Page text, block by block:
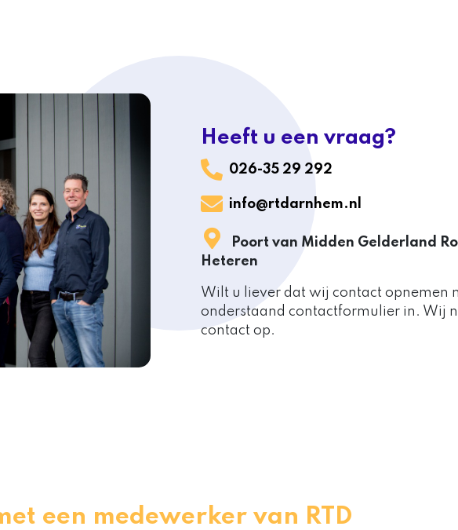
Heeft u een vraag?
026-35 29 292
info@rtdarnhem.nl
Poort van Midden Gelderland
Heteren
Wilt u liever dat wij contact opnemen
onderstaand contactformulier in. Wij
contact op.
een medewerker van RTD